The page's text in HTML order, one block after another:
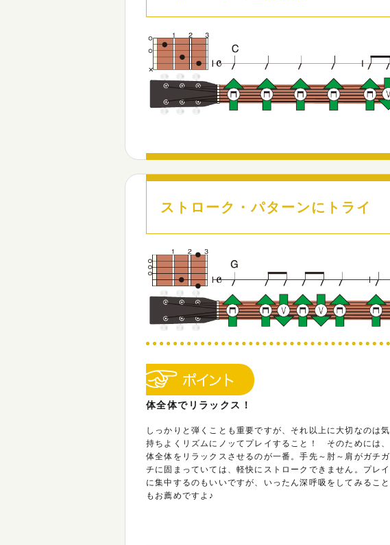
ストローク・パターンにトライ
体全体でリラックス！
しっかりと弾くことも重要ですが、それ以上に大切なのは気
持ちよくリズムにノッてプレイすること！ そのためには、
体全体をリラックスさせるのが一番。手先～肘～肩がガチガ
チに固まっていては、軽快にストロークできません。プレイ
に集中するのもいいですが、いったん深呼吸をしてみること
もお薦めですよ♪